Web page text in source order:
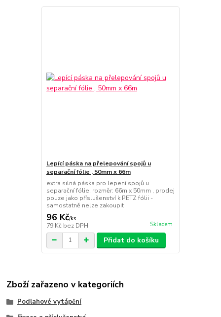
Lepící páska na přelepování spojů u
separační fólie , 50mm x 66m
extra silná páska pro lepení spojů u
separační fólie, rozměr: 66m x 50mm , prodej
pouze jako příslušenství k PETZ fólii -
samostatně nelze zakoupit
96 Kč/ks
79 Kč bez DPH Skladem
Přidat do košíku
Zboží zařazeno v kategoriích
Podlahové vytápění